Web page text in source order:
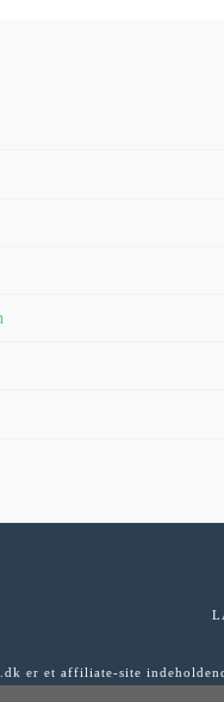
er et affiliate-site